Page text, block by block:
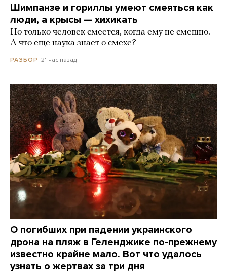
Шимпанзе и гориллы умеют смеяться как
люди, а крысы — хихикать
Но только человек смеется, когда ему не смешно.
А что еще наука знает о смехе?
РАЗБОР 21 час назад
О погибших при падении украинского
дрона на пляж в Геленджике по-прежнему
известно крайне мало. Вот что удалось
узнать о жертвах за три дня